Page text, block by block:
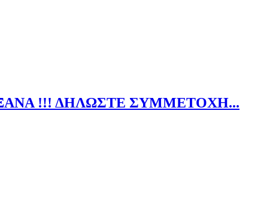
!!! ΔΗΛΩΣΤΕ ΣΥΜΜΕΤΟΧΗ...